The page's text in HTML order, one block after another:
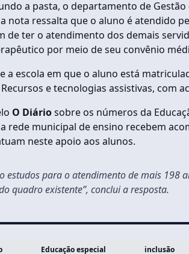
a pasta, o departamento de
nota ressalta que o aluno é atendido
de ter o atendimento dos demais
por meio de seu convênio
escola em que o aluno está
e tecnologias assistivas, com
O Diáriosobre os números da
rede municipal de ensino recebem
neste apoio aos alunos.
estudos para o atendimento de mais 198
quadro existente”, conclui a resposta.
Educação especial inclusão